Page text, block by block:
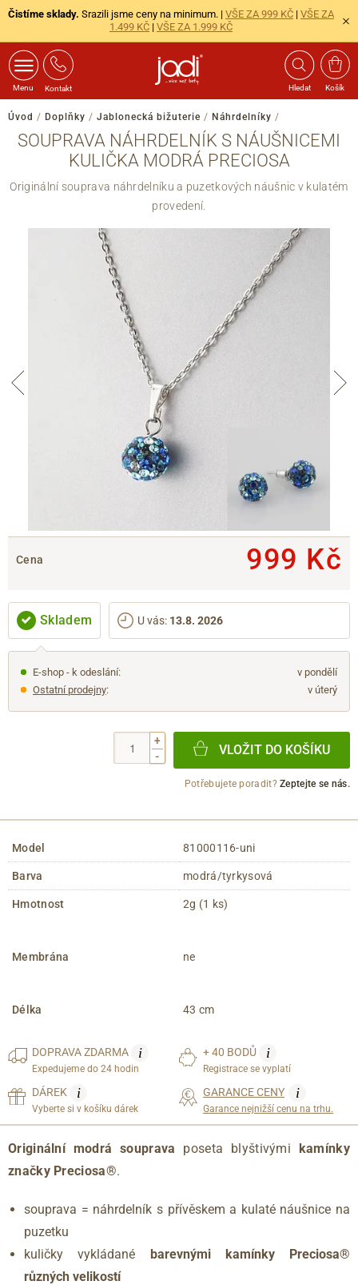
Čistíme sklady. Srazili jsme ceny na minimum. | VŠE ZA 999 KČ | VŠE ZA
1.499 KČ | VŠE ZA 1.999 KČ
Menu Kontakt Hledat Košík
Úvod / Doplňky / Jablonecká bižuterie / Náhrdelníky /
SOUPRAVA NÁHRDELNÍK S NÁUŠNICEMI
KULIČKA MODRÁ PRECIOSA
Originální souprava náhrdelníku a puzetkových náušnic v kulatém
provedení.
Cena 999 Kč
Skladem U vás: 13.8. 2026
E-shop - k odeslání:
v pondělí
Ostatní prodejny: v úterý
+
-
VLOŽIT DO KOŠÍKU
Potřebujete poradit?Zeptejte se nás.
Model 81000116-uni
Barva modrá/tyrkysová
Hmotnost 2g (1 ks)
Membrána ne
Délka 43 cm
DOPRAVAZDARMA i
Expedujeme do 24 hodin
+ 40 BODŮ i
Registrace se vyplatí
DÁREK i
Vyberte si v košíku dárek
GARANCE CENY i
Garance nejnižší cenu na trhu.
Originální modrá souprava poseta blyštivými kamínky
značky Preciosa®.
souprava = náhrdelník s přívěskem a kulaté náušnice na
puzetku
kuličky vykládané barevnými kamínky Preciosa®
různých velikostí